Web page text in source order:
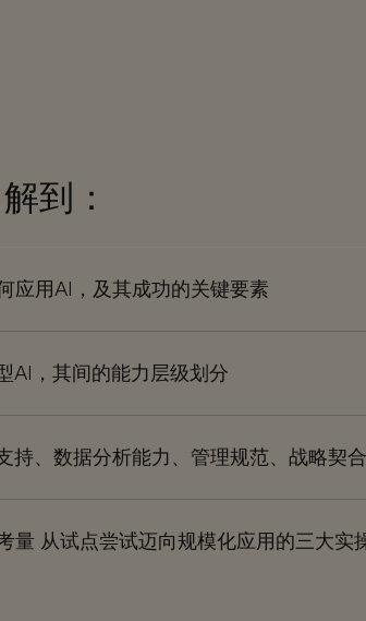
到：
应用AI，及其成功的关键要素
AI，其间的能力层级划分
持、数据分析能力、管理规范、战略契
量 从试点尝试迈向规模化应用的三大实